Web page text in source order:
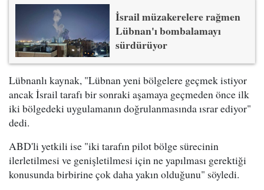
İsrail müzakerelere rağmen
Lübnan'ı bombalamayı
sürdürüyor
Lübnanlı kaynak, "Lübnan yeni bölgelere geçmek istiyor
ancak İsrail tarafı bir sonraki aşamaya geçmeden önce ilk
iki bölgedeki uygulamanın doğrulanmasında ısrar ediyor"
dedi.
ABD'li yetkili ise "iki tarafın pilot bölge sürecinin
ilerletilmesi ve genişletilmesi için ne yapılması gerektiği
konusunda birbirine çok daha yakın olduğunu" söyledi.